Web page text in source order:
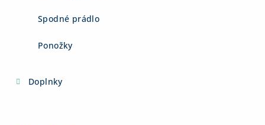
Spodné prádlo
Ponožky
Doplnky